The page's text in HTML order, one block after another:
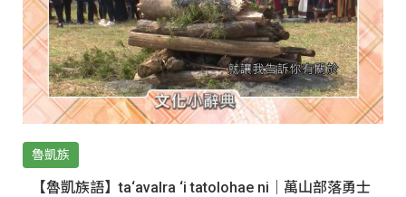
魯凱族
【魯凱族語】ta‘avalra ‘i tatolohae ni｜萬山部落勇士